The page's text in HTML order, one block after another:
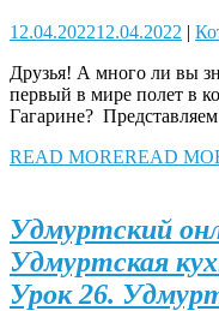
12.04.202212.04.2022 |
Друзья! А много ли вы
первый в мире полет в
Гагарине?
READ MOREREAD
Удмуртский
Удмуртская
Урок 26.